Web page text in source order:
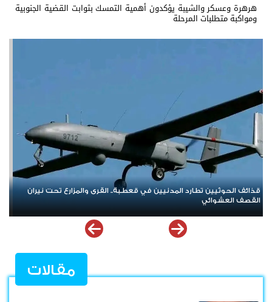
هرهرة وعسكر والشيبة يؤكدون أهمية التمسك بثوابت القضية الجنوبية
ومواكبة متطلبات المرحلة
العصيان المدني الجنوبي.. صرخة شعبية مدوية في وجه الهيمنة
والوصاية وإعلان تمسّك الجنوب بحقه في تقرير مصيره
مقالات